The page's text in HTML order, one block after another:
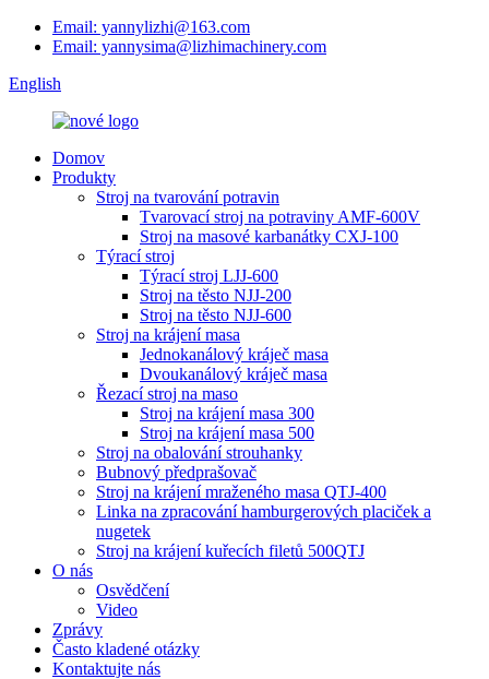
Email: yannylizhi@163.com
Email: yannysima@lizhimachinery.com
English
Domov
Produkty
Stroj na tvarování potravin
Tvarovací stroj na potraviny AMF-600V
Stroj na masové karbanátky CXJ-100
Týrací stroj
Týrací stroj LJJ-600
Stroj na těsto NJJ-200
Stroj na těsto NJJ-600
Stroj na krájení masa
Jednokanálový kráječ masa
Dvoukanálový kráječ masa
Řezací stroj na maso
Stroj na krájení masa 300
Stroj na krájení masa 500
Stroj na obalování strouhanky
Bubnový předprašovač
Stroj na krájení mraženého masa QTJ-400
Linka na zpracování hamburgerových placiček a
nugetek
Stroj na krájení kuřecích filetů 500QTJ
O nás
Osvědčení
Video
Zprávy
Často kladené otázky
Kontaktujte nás